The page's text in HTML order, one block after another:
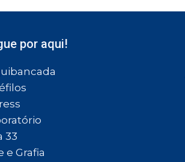
por aqui!
33
e Grafia